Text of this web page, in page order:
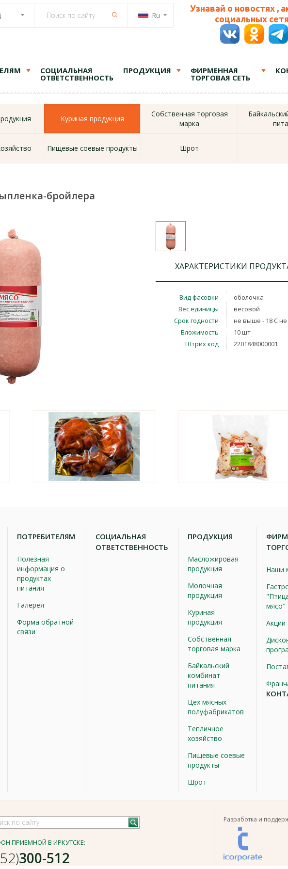
Ru
Узнавай о новостях ,
социальных
СОЦИАЛЬНАЯ
ОТВЕТСТВЕННОСТЬ
ПРОДУКЦИЯ ФИРМЕННАЯ
ТОРГОВАЯ СЕТЬ
Куриная продукция
Собственная торговая
марка
Пищевые соевые продукты Шрот
бройлера
ХАРАКТЕРИСТИКИ
Вид фасовки
оболочка
Вес единицы
весовой
Срок годности
не выше - 18 С
Вложимость
10 шт
Штрих код
2201848000001
ПОТРЕБИТЕЛЯМ
Полезная
информация о
продуктах
питания
Галерея
Форма обратной
связи
СОЦИАЛЬНАЯ
ОТВЕТСТВЕННОСТЬ
ПРОДУКЦИЯ
Масложировая
продукция
Молочная
продукция
Куриная
продукция
Собственная
торговая марка
Байкальский
комбинат
питания
Цех мясных
полуфабрикатов
Тепличное
хозяйство
Пищевые соевые
продукты
Шрот
Наши
мясо"
Акции
ПРИЕМНОЙ В ИРКУТСКЕ:
300-512
Разработка и